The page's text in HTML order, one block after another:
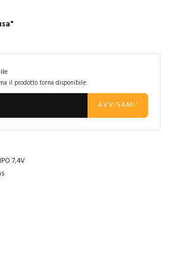
il prodotto torna disponibile:
AVVISAMI!
7,4V